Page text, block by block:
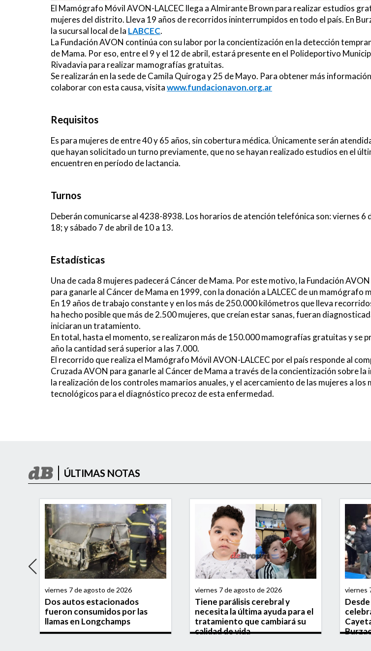
El Mamógrafo Móvil AVON-LALCEC llega a Almirante Brown para realizar estudios
mujeres del distrito. Lleva 19 años de recorridos ininterrumpidos en todo el país. En
la sucursal local de la LABCEC.
La Fundación AVON continúa con su labor por la concientización en la detección
de Mama. Por eso, entre el 9 y el 12 de abril, estará presente en el Polideportivo
Rivadavia para realizar mamografías gratuitas.
Se realizarán en la sede de Camila Quiroga y 25 de Mayo. Para obtener más
colaborar con esta causa, visitawww.fundacionavon.org.ar
Requisitos
Es para mujeres de entre 40 y 65 años, sin cobertura médica. Únicamente serán
que hayan solicitado un turno previamente, que no se hayan realizado estudios en el
encuentren en período de lactancia.
Turnos
Deberán comunicarse al 4238-8938. Los horarios de atención telefónica son: viernes 6
18; y sábado 7 de abril de 10 a 13.
Estadísticas
Una de cada 8 mujeres padecerá Cáncer de Mama. Por este motivo, la Fundación
para ganarle al Cáncer de Mama en 1999, con la donación a LALCEC de un mamógrafo
En 19 años de trabajo constante y en los más de 250.000 kilómetros que lleva
ha hecho posible que más de 2.500 mujeres, que creían estar sanas, fueran
iniciaran un tratamiento.
En total, hasta el momento, se realizaron más de 150.000 mamografías gratuitas y se
año la cantidad será superior a las 7.000.
El recorrido que realiza el Mamógrafo Móvil AVON-LALCEC por el país responde al
Cruzada AVON para ganarle al Cáncer de Mama a través de la concientización sobre la
la realización de los controles mamarios anuales, y el acercamiento de las mujeres a los
tecnológicos para el diagnóstico precoz de esta enfermedad.
ÚLTIMAS NOTAS
viernes 7 de agosto de 2026
Dos autos estacionados
fueron consumidos por las
llamas en Longchamps
viernes 7 de agosto de 2026
Tiene parálisis cerebral y
necesita la última ayuda para el
tratamiento que cambiará su
calidad de vida
viernes